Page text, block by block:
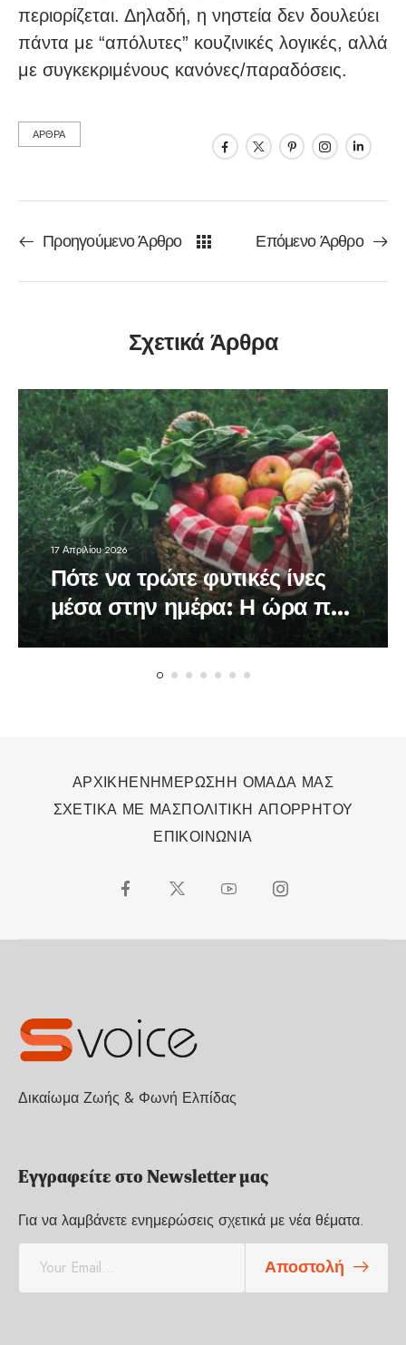
περιορίζεται. Δηλαδή, η νηστεία δεν δουλεύει
πάντα με “απόλυτες” κουζινικές λογικές, αλλά
με συγκεκριμένους κανόνες/παραδόσεις.
ΑΡΘΡΑ
Προηγούμενο Άρθρο Επόμενο Άρθρο
Σχετικά Άρθρα
17 Απριλίου 2026
Πότε να τρώτε φυτικές ίνες
μέσα στην ημέρα: Η ώρα που
κάνει τη διαφορά στον
οργανισμό
ΑΡΧΙΚΗΕΝΗΜΕΡΩΣΗΗ ΟΜΑΔΑ ΜΑΣ
ΣΧΕΤΙΚΑ ΜΕ ΜΑΣΠΟΛΙΤΙΚΗ ΑΠΟΡΡΗΤΟΥ
ΕΠΙΚΟΙΝΩΝΙΑ
Δικαίωμα Ζωής & Φωνή Ελπίδας
Εγγραφείτε στο Newsletter μας
Για να λαμβάνετε ενημερώσεις σχετικά με νέα θέματα.
a
Αποστολή